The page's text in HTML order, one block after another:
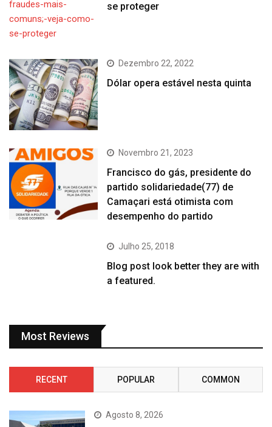
se proteger
Dezembro 22, 2022
Dólar opera estável nesta quinta
Novembro 21, 2023
Francisco do gás, presidente do
partido solidariedade(77) de
Camaçari está otimista com
desempenho do partido
Julho 25, 2018
Blog post look better they are with
a featured.
Most Reviews
RECENT POPULAR COMMON
Agosto 8, 2026